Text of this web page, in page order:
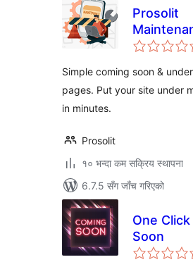
Prosolit
Coming
Simple coming soon &
pages. Put your site under
in minutes.
Prosolit
१० भन्दा कम सक्रिय स्थापना
6.7.5 सँग जाँच गरिएको
One
Soon